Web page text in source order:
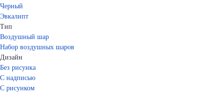
Черный
Эвкалипт
Тип
Воздушный шар
Набор воздушных шаров
Дизайн
Без рисунка
С надписью
С рисунком